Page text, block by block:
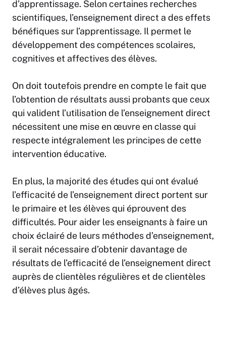
d’apprentissage. Selon certaines recherches
scientifiques, l’enseignement direct a des effets
bénéfiques sur l’apprentissage. Il permet le
développement des compétences scolaires,
cognitives et affectives des élèves.
On doit toutefois prendre en compte le fait que
l’obtention de résultats aussi probants que ceux
qui valident l’utilisation de l’enseignement direct
nécessitent une mise en œuvre en classe qui
respecte intégralement les principes de cette
intervention éducative.
En plus, la majorité des études qui ont évalué
l’efficacité de l’enseignement direct portent sur
le primaire et les élèves qui éprouvent des
difficultés. Pour aider les enseignants à faire un
choix éclairé de leurs méthodes d’enseignement,
il serait nécessaire d’obtenir davantage de
résultats de l’efficacité de l’enseignement direct
auprès de clientèles régulières et de clientèles
d’élèves plus âgés.